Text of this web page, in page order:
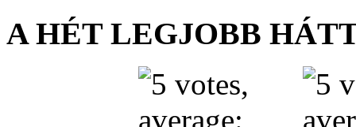
A HÉT LEGJOBB